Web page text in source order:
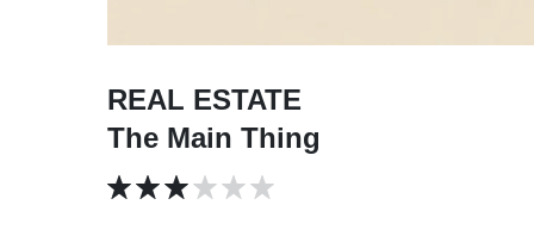
REAL ESTATE
The Main Thing